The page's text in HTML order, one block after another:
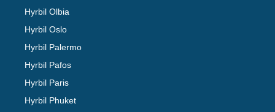
Hyrbil Olbia
Hyrbil Oslo
Hyrbil Palermo
Hyrbil Pafos
Hyrbil Paris
Hyrbil Phuket